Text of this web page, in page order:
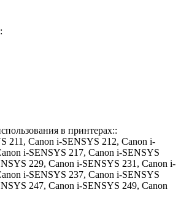
в принтерах::
211, Canon i-SENSYS 212, Canon i-
i-SENSYS 217, Canon i-SENSYS
229, Canon i-SENSYS 231, Canon i-
i-SENSYS 237, Canon i-SENSYS
247, Canon i-SENSYS 249, Canon